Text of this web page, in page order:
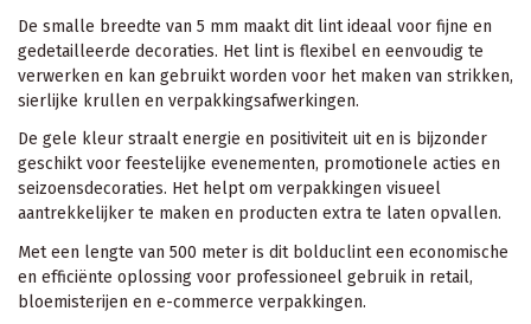
De smalle breedte van 5 mm maakt dit lint ideaal voor fijne en
gedetailleerde decoraties. Het lint is flexibel en eenvoudig te
verwerken en kan gebruikt worden voor het maken van strikken,
sierlijke krullen en verpakkingsafwerkingen.
De gele kleur straalt energie en positiviteit uit en is bijzonder
geschikt voor feestelijke evenementen, promotionele acties en
seizoensdecoraties. Het helpt om verpakkingen visueel
aantrekkelijker te maken en producten extra te laten opvallen.
Met een lengte van 500 meter is dit bolduclint een economische
en efficiënte oplossing voor professioneel gebruik in retail,
bloemisterijen en e-commerce verpakkingen.